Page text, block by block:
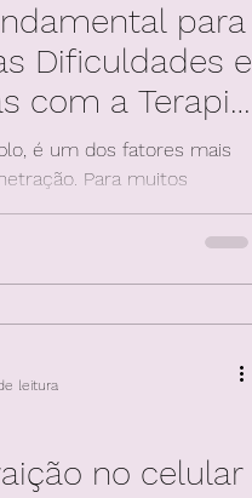
para
Dificuldades e
com a Terapia
é um dos fatores mais
Para muitos
em sentime
no celular
leitura